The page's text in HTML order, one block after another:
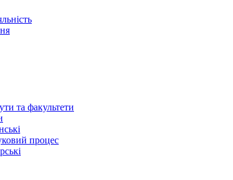
та факультети
процес